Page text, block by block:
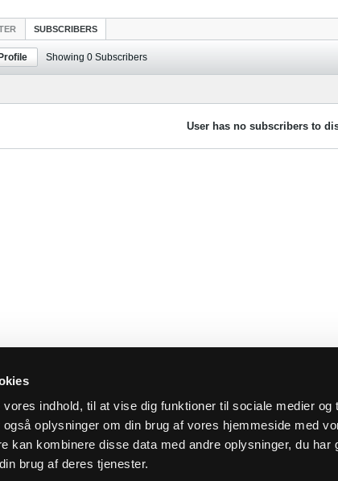
indhold, til at vise dig funktioner til sociale medier og
oplysninger om din brug af vores hjemmeside med
kan kombinere disse data med andre oplysninger, du har
brug af deres tjenester.
SUBSCRIBERS
Showing 0 Subscribers
User has no subscribers to